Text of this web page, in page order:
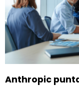
Anthropic